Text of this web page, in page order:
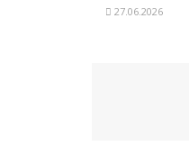
27.06.2026